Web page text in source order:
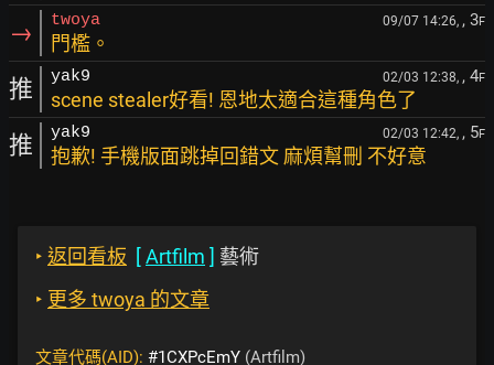
→ twoya 09/07 14:26, , 3F
門檻。
推 yak9 02/03 12:38, , 4F
scene stealer好看! 恩地太適合這種角色了
推 yak9 02/03 12:42, , 5F
抱歉! 手機版面跳掉回錯文 麻煩幫刪 不好意
‣ 返回看板 [Artfilm ] 藝術
‣ 更多 twoya 的文章
文章代碼(AID): #1CXPcEmY (Artfilm)